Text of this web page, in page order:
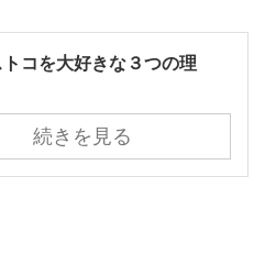
コを大好きな３つの理
続きを見る